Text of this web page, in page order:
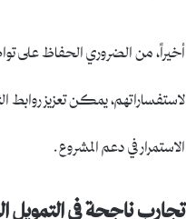
أخيراً، من الضروري الحفاظ على
لاستفساراتهم، يمكن تعزيز
الاستمرار في دعم المشروع.
تجارب ناجحة في التمويل